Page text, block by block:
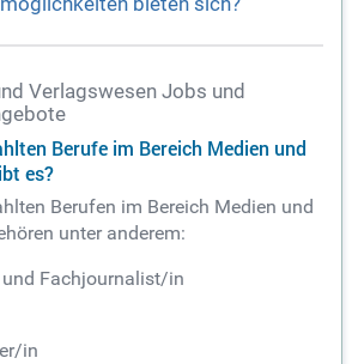
bieten sich?
Verlagswesen Jobs und
Berufe im Bereich Medien und
es?
Berufen im Bereich Medien und
unter anderem:
Fachjournalist/in
in